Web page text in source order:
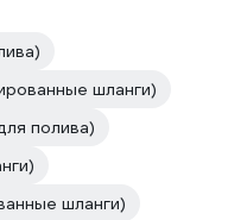
шланги)
полива)
шланги)